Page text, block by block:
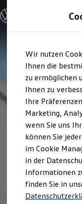
Hauptinhalt
springen
Footer
springen
Modelle und
Modelle
Elektroautos
ENERGY
SUV und
Kombis
Sportwagen
Schnell
Angebote und
Aktuelle
E-Auto-
Die
Junge
Wir nutzen
Ihnen die
zu ermöglichen
Ihnen zu
Ihre
Marketing,
wenn Sie uns
können Sie
im Cookie
in der
Informationen
finden Sie in